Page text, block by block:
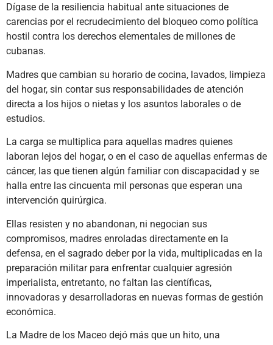
Dígase de la resiliencia habitual ante situaciones de
carencias por el recrudecimiento del bloqueo como política
hostil contra los derechos elementales de millones de
cubanas.
Madres que cambian su horario de cocina, lavados, limpieza
del hogar, sin contar sus responsabilidades de atención
directa a los hijos o nietas y los asuntos laborales o de
estudios.
La carga se multiplica para aquellas madres quienes
laboran lejos del hogar, o en el caso de aquellas enfermas de
cáncer, las que tienen algún familiar con discapacidad y se
halla entre las cincuenta mil personas que esperan una
intervención quirúrgica.
Ellas resisten y no abandonan, ni negocian sus
compromisos, madres enroladas directamente en la
defensa, en el sagrado deber por la vida, multiplicadas en la
preparación militar para enfrentar cualquier agresión
imperialista, entretanto, no faltan las científicas,
innovadoras y desarrolladoras en nuevas formas de gestión
económica.
La Madre de los Maceo dejó más que un hito, una